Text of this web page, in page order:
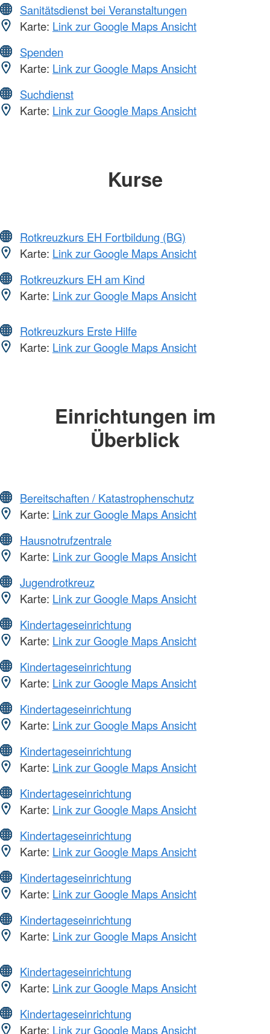
Sanitätsdienst bei Veranstaltungen
Karte: Link zur Google Maps Ansicht
Spenden
Karte: Link zur Google Maps Ansicht
Suchdienst
Karte: Link zur Google Maps Ansicht
Kurse
Rotkreuzkurs EH Fortbildung (BG)
Karte: Link zur Google Maps Ansicht
Rotkreuzkurs EH am Kind
Karte: Link zur Google Maps Ansicht
Rotkreuzkurs Erste Hilfe
Karte: Link zur Google Maps Ansicht
Einrichtungen im
Überblick
Bereitschaften / Katastrophenschutz
Karte: Link zur Google Maps Ansicht
Hausnotrufzentrale
Karte: Link zur Google Maps Ansicht
Jugendrotkreuz
Karte: Link zur Google Maps Ansicht
Kindertageseinrichtung
Karte: Link zur Google Maps Ansicht
Kindertageseinrichtung
Karte: Link zur Google Maps Ansicht
Kindertageseinrichtung
Karte: Link zur Google Maps Ansicht
Kindertageseinrichtung
Karte: Link zur Google Maps Ansicht
Kindertageseinrichtung
Karte: Link zur Google Maps Ansicht
Kindertageseinrichtung
Karte: Link zur Google Maps Ansicht
Kindertageseinrichtung
Karte: Link zur Google Maps Ansicht
Kindertageseinrichtung
Karte: Link zur Google Maps Ansicht
Kindertageseinrichtung
Karte: Link zur Google Maps Ansicht
Kindertageseinrichtung
Karte: Link zur Google Maps Ansicht